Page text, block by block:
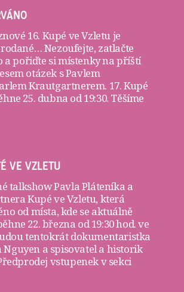
16. Kupé ve Vzletu je
Nezoufejte, zatlačte
a pořiďte simístenkyna příští
otázek s Pavlem
Krautgartnerem. 17. Kupé
25. dubna od 19:30. Těšíme
VE VZLETU
talkshow Pavla Pláteníka a
Kupé ve Vzletu, která
od místa, kde se aktuálně
22. března od 19:30 hod. ve
tentokrát dokumentaristka
Nguyen a spisovatel a historik
vstupenek v sekci